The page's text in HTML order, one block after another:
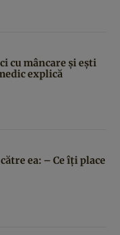
cu mâncare și ești
explică
ea: – Ce îți place